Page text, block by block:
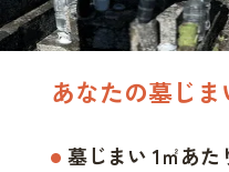
あなたの墓じ
墓じまい 1㎡あた